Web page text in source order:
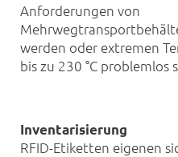
Anforderungen von
werden oder extremen
bis zu 230 °C problemlos
Inventarisierung
RFID-Etiketten eigenen